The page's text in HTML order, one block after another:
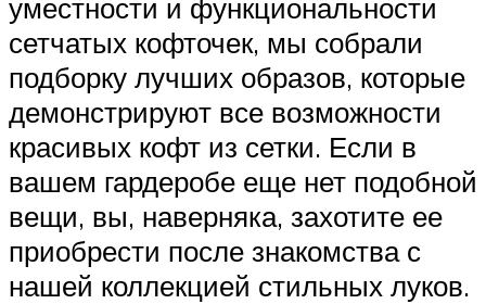
уместности и функциональности
сетчатых кофточек, мы собрали
подборку лучших образов, которые
демонстрируют все возможности
красивых кофт из сетки. Если в
вашем гардеробе еще нет подобной
вещи, вы, наверняка, захотите ее
приобрести после знакомства с
нашей коллекцией стильных луков.